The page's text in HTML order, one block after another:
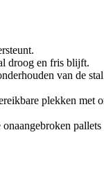
droog en fris blijft.
van de
plekken met